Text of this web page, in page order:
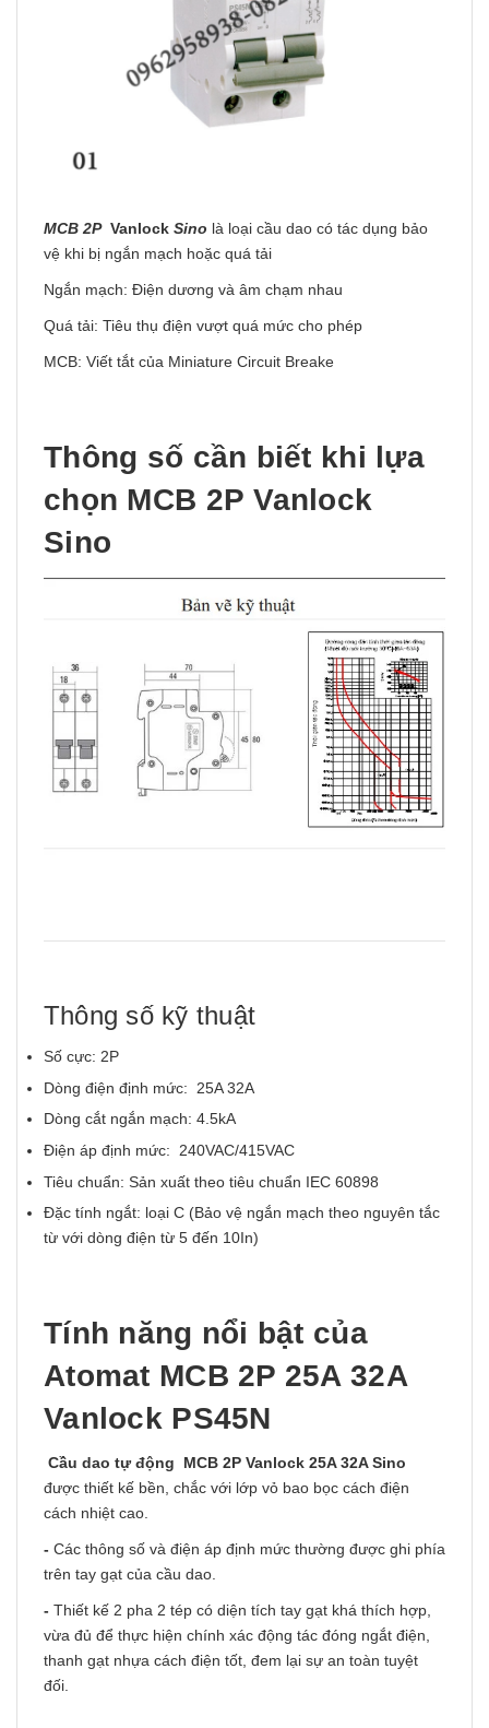
MCB 2P Vanlock Sino là loại cầu dao có tác dụng bảo
vệ khi bị ngắn mạch hoặc quá tải
Ngắn mạch: Điện dương và âm chạm nhau
Quá tải: Tiêu thụ điện vượt quá mức cho phép
MCB: Viết tắt của Miniature Circuit Breake
Thông số cần biết khi lựa
chọn MCB 2P Vanlock
Sino
Thông số kỹ thuật
Số cực: 2P
Dòng điện định mức: 25A 32A
Dòng cắt ngắn mạch: 4.5kA
Điện áp định mức: 240VAC/415VAC
Tiêu chuẩn: Sản xuất theo tiêu chuẩn IEC 60898
Đặc tính ngắt: loại C (Bảo vệ ngắn mạch theo nguyên tắc
từ với dòng điện từ 5 đến 10In)
Tính năng nổi bật của
Atomat MCB 2P 25A 32A
Vanlock PS45N
Cầu dao tự động MCB 2P Vanlock 25A 32A Sino
được thiết kế bền, chắc với lớp vỏ bao bọc cách điện
cách nhiệt cao.
- Các thông số và điện áp định mức thường được ghi phía
trên tay gạt của cầu dao.
- Thiết kế 2 pha 2 tép có diện tích tay gạt khá thích hợp,
vừa đủ để thực hiện chính xác động tác đóng ngắt điện,
thanh gạt nhựa cách điện tốt, đem lại sự an toàn tuyệt
đối.